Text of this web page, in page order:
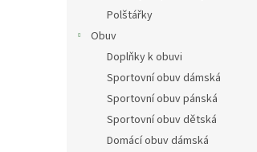
Polštářky
Obuv
Doplňky k obuvi
Sportovní obuv dámská
Sportovní obuv pánská
Sportovní obuv dětská
Domácí obuv dámská